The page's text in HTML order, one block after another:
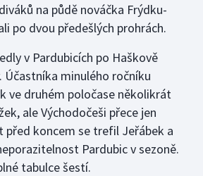
na půdě nováčka Frýdku-
po dvou předešlých prohrách.
v Pardubicích po Haškově
Účastníka minulého ročníku
ve druhém poločase několikrát
ale Východočeši přece jen
před koncem se trefil Jeřábek a
Pardubic v sezoně.
tabulce šestí.